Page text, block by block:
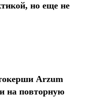
но еще не
Arzum
на повторную